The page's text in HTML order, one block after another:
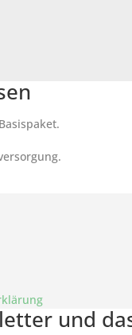
und